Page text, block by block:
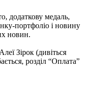
додаткову медаль,
портфоліо і новину
новин.
Зірок (дивіться
розділ “Оплата”